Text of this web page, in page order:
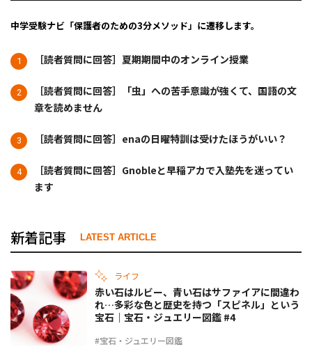
中学受験ナビ「保護者のための3分メソッド」に遷移します。
［読者質問に回答］夏期期間中のオンライン授業
［読者質問に回答］「虫」への苦手意識が強くて、国語の文
章を読めません
［読者質問に回答］enaの日曜特訓は受けたほうがいい？
［読者質問に回答］Gnobleと早稲アカで入塾先を迷ってい
ます
新着記事 LATEST ARTICLE
ライフ
#宝石・ジュエリー図鑑
赤い石はルビー、青い石はサファイアに間違わ
れ…多彩な色と歴史を持つ「スピネル」という
宝石｜宝石・ジュエリー図鑑 #4